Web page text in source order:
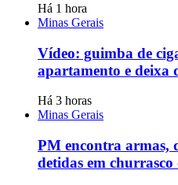
Há 1 hora
Minas Gerais
Vídeo: guimba de
apartamento e deixa
Há 3 horas
Minas Gerais
PM encontra armas,
detidas em